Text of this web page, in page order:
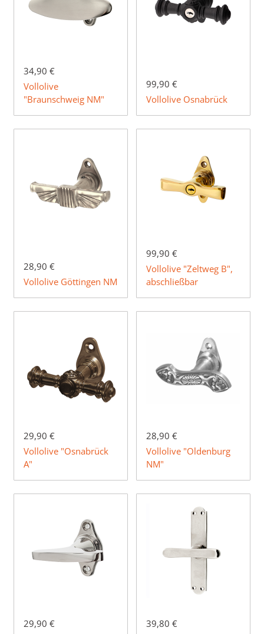
34,90 €
Vollolive
"Braunschweig NM"
99,90 €
Vollolive Osnabrück
28,90 €
Vollolive Göttingen NM
99,90 €
Vollolive "Zeltweg B",
abschließbar
29,90 €
Vollolive "Osnabrück
A"
28,90 €
Vollolive "Oldenburg
NM"
29,90 €
39,80 €